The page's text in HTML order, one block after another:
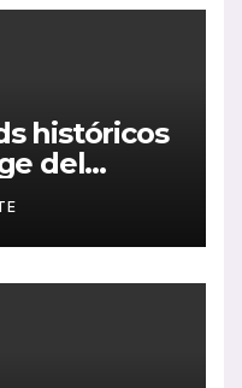
históricos
del
en San